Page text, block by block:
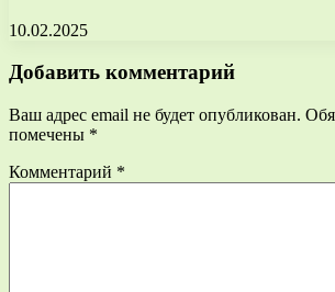
10.02.2025
Добавить комментарий
Ваш адрес email не будет опубликован.
помечены *
Комментарий *